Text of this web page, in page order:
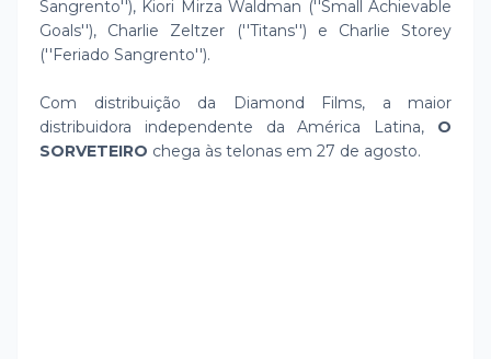
Sangrento''), Kiori Mirza Waldman (''Small Achievable
Goals''), Charlie Zeltzer (''Titans'') e Charlie Storey
(''Feriado Sangrento'').
Com distribuição da Diamond Films, a maior
distribuidora independente da América Latina, O
SORVETEIRO chega às telonas em 27 de agosto.